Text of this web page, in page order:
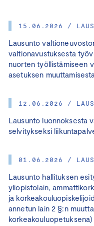
15.06.2026 /
Lausunto
valtionavustuksesta
nuorten työllistämiseen
asetuksen muuttamisesta
12.06.2026 /
Lausunto luonnoksesta
selvitykseksi
01.06.2026 /
Lausunto hallituksen
yliopistolain,
ja
annetun lain 2 §:n
korkeakouluopetuksena)